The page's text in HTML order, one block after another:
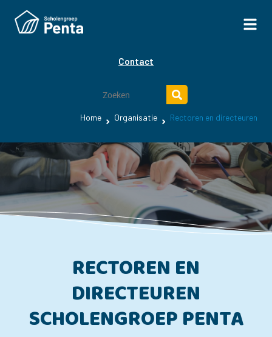
Contact
Home Organisatie Rectoren en directeuren
RECTOREN EN
DIRECTEUREN
SCHOLENGROEP PENTA